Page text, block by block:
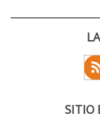
SITIO